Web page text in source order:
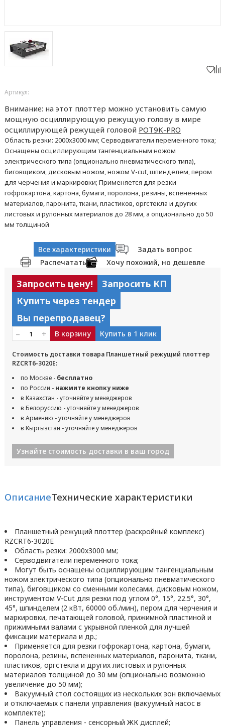
Артикул:
Внимание: на этот плоттер можно установить самую
мощную осциллирующую режущую голову в мире
осциллирующей режущей головой POT9K-PRO
Область резки: 2000x3000 мм; Серводвигатели переменного тока;
Оснащены осциллирующим тангенциальным ножом
электрического типа (опционально пневматического типа),
биговщиком, дисковым ножом, ножом V-cut, шпинделем, пером
для черчения и маркировки; Применяется для резки
гофрокартона, картона, бумаги, поролона, резины, вспененных
материалов, паронита, ткани, пластиков, оргстекла и других
листовых и рулонных материалов до 28 мм, а опционально до 50
мм толщиной
Все характеристики
Задать вопрос
Распечатать
Хочу похожий, но дешевле
Запросить цену!
Запросить КП
Купить через тендер
Вы перепродавец?
– + В корзину Купить в 1 клик
Стоимость доставки товара Планшетный режущий плоттер
RZCRT6-3020E:
по Москве - бесплатно
по России - нажмите кнопку ниже
в Казахстан - уточняйте у менеджеров
в Белоруссию - уточняйте у менеджеров
в Армению - уточняйте у менеджеров
в Кыргызстан - уточняйте у менеджеров
Узнайте стоимость доставки в ваш город
ОписаниеТехнические характеристики
Планшетный режущий плоттер (раскройный комплекс)
RZCRT6-3020E
Область резки: 2000x3000 мм;
Серводвигатели переменного тока;
Могут быть оснащены осциллирующим тангенциальным
ножом электрического типа (опционально пневматического
типа), биговщиком со сменными колесами, дисковым ножом,
инструментом V-Cut для резки под углом 0°, 15°, 22.5°, 30°,
45°, шпинделем (2 кВт, 60000 об./мин), пером для черчения и
маркировки, печатающей головой, прижимной пластиной и
прижимными валами с укрывной пленкой для лучшей
фиксации материала и др.;
Применяется для резки гофрокартона, картона, бумаги,
поролона, резины, вспененных материалов, паронита, ткани,
пластиков, оргстекла и других листовых и рулонных
материалов толщиной до 30 мм (опционально возможно
увеличение до 50 мм);
Вакуумный стол состоящих из нескольких зон включаемых
и отключаемых с панели управления (вакуумный насос в
комплекте);
Панель управления - сенсорный ЖК дисплей;